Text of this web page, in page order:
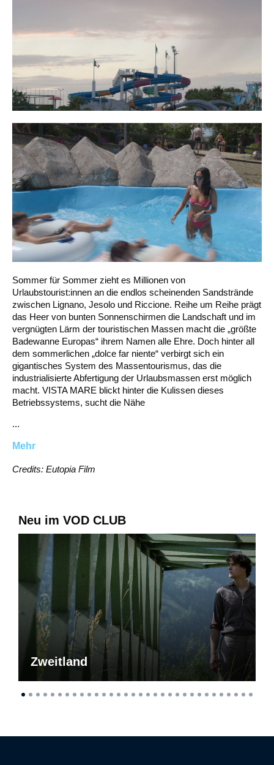
Sommer für Sommer zieht es Millionen von
Urlaubstourist:innen an die endlos scheinenden Sandstrände
zwischen Lignano, Jesolo und Riccione. Reihe um Reihe prägt
das Heer von bunten Sonnenschirmen die Landschaft und im
vergnügten Lärm der touristischen Massen macht die „größte
Badewanne Europas“ ihrem Namen alle Ehre. Doch hinter all
dem sommerlichen „dolce far niente“ verbirgt sich ein
gigantisches System des Massentourismus, das die
industrialisierte Abfertigung der Urlaubsmassen erst möglich
macht. VISTA MARE blickt hinter die Kulissen dieses
Betriebssystems, sucht die Nähe
...
Mehr
Credits: Eutopia Film
Neu im VOD CLUB
Zweitland